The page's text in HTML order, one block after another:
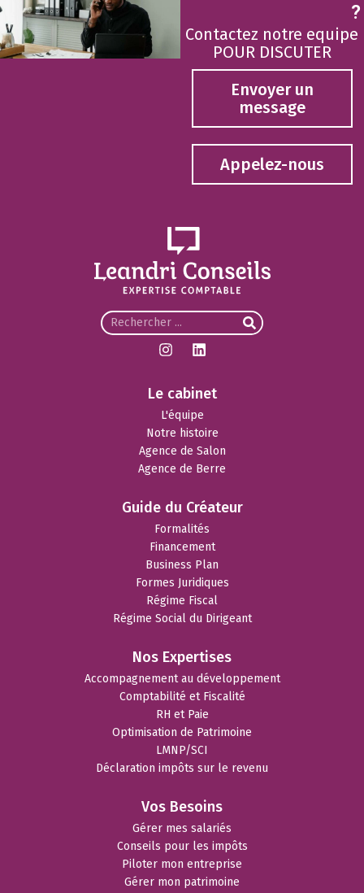
?
Contactez notre equipe
POUR DISCUTER
Envoyer un
message
Appelez-nous
Le cabinet
L'équipe
Notre histoire
Agence de Salon
Agence de Berre
Guide du Créateur
Formalités
Financement
Business Plan
Formes Juridiques
Régime Fiscal
Régime Social du Dirigeant
Nos Expertises
Accompagnement au développement
Comptabilité et Fiscalité
RH et Paie
Optimisation de Patrimoine
LMNP/SCI
Déclaration impôts sur le revenu
Vos Besoins
Gérer mes salariés
Conseils pour les impôts
Piloter mon entreprise
Gérer mon patrimoine